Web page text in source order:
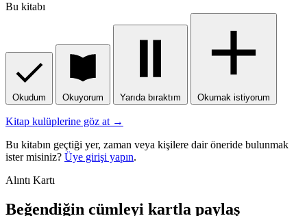
Bu kitabı
Okudum Okuyorum Yarıda bıraktım Okumak istiyorum
Kitap kulüplerine göz at →
Bu kitabın geçtiği yer, zaman veya kişilere dair öneride bulunmak
ister misiniz? Üye girişi yapın.
Alıntı Kartı
Beğendiğin cümleyi kartla paylaş